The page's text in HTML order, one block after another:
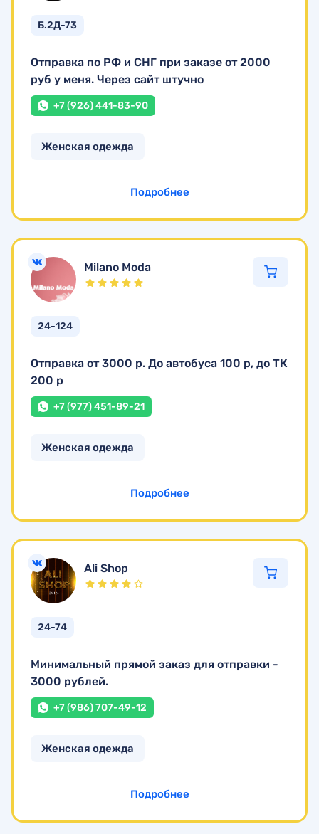
Б.2Д-73
Отправка по РФ и СНГ при заказе от 2000
руб у меня. Через сайт штучно
+7 (926) 441-83-90
Женская одежда
Подробнее
Milano Moda
24-124
Отправка от 3000 р. До автобуса 100 р, до ТК
200 р
+7 (977) 451-89-21
Женская одежда
Подробнее
Ali Shop
24-74
Минимальный прямой заказ для отправки -
3000 рублей.
+7 (986) 707-49-12
Женская одежда
Подробнее